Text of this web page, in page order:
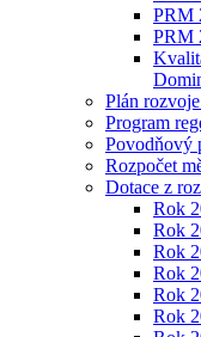
PRM
PRM
Plán
Program
Povodňový
Rozpočet
Dotace z
Rok
Rok
Rok
Rok
Rok
Rok